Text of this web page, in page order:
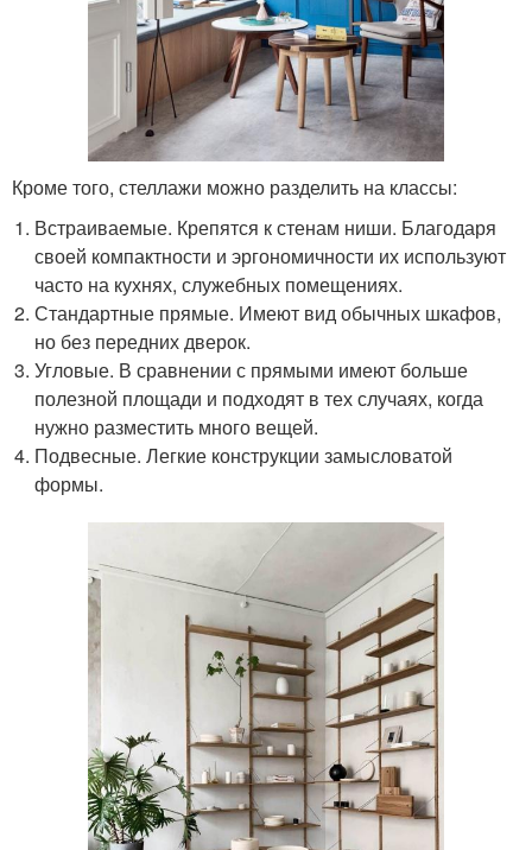
Кроме того, стеллажи можно разделить на классы:
Встраиваемые. Крепятся к стенам ниши. Благодаря
своей компактности и эргономичности их используют
часто на кухнях, служебных помещениях.
Стандартные прямые. Имеют вид обычных шкафов,
но без передних дверок.
Угловые. В сравнении с прямыми имеют больше
полезной площади и подходят в тех случаях, когда
нужно разместить много вещей.
Подвесные. Легкие конструкции замысловатой
формы.